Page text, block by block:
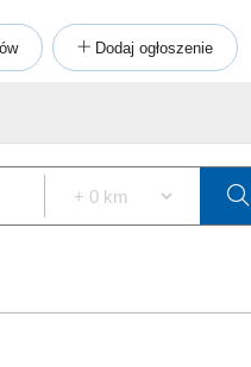
Dodaj ogłoszenie